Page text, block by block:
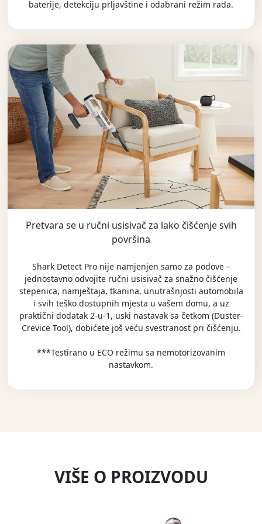
baterije, detekciju prljavštine i odabrani režim rada.
Pretvara se u ručni usisivač za lako čišćenje svih
površina
Shark Detect Pro nije namjenjen samo za podove –
jednostavno odvojite ručni usisivač za snažno čišćenje
stepenica, namještaja, tkanina, unutrašnjosti automobila
i svih teško dostupnih mjesta u vašem domu, a uz
praktični dodatak 2-u-1, uski nastavak sa četkom (Duster-
Crevice Tool), dobićete još veću svestranost pri čišćenju.
***Testirano u ECO režimu sa nemotorizovanim
nastavkom.
VIŠE O PROIZVODU